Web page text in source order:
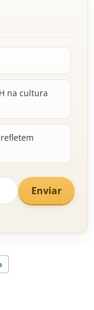
na cultura
Enviar